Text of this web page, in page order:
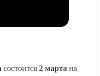
состоится 2 марта на